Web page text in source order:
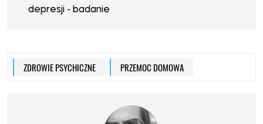
depresji - badanie
ZDROWIE PSYCHICZNE PRZEMOC DOMOWA